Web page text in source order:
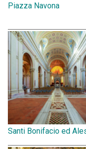
Piazza Navona
Santi Bonifacio ed